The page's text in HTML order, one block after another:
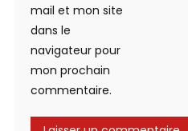
mail et mon site
dans le
navigateur pour
mon prochain
commentaire.